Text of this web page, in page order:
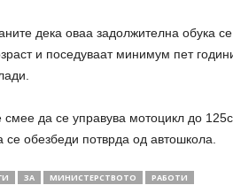
дека оваа задолжителна обука
и поседуваат минимум пет
да се управува мотоцикл до
се обезбеди потврда од автошкола.
ЗА МИНИСТЕРСТВОТО РАБОТИ